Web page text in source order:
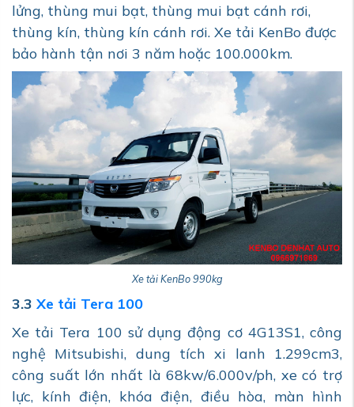
lửng, thùng mui bạt, thùng mui bạt cánh rơi,
thùng kín, thùng kín cánh rơi. Xe tải KenBo được
bảo hành tận nơi 3 năm hoặc 100.000km.
Xe tải KenBo 990kg
3.3 Xe tải Tera 100
Xe tải Tera 100 sử dụng động cơ 4G13S1, công
nghệ Mitsubishi, dung tích xi lanh 1.299cm3,
công suất lớn nhất là 68kw/6.000v/ph, xe có trợ
lực, kính điện, khóa điện, điều hòa, màn hình